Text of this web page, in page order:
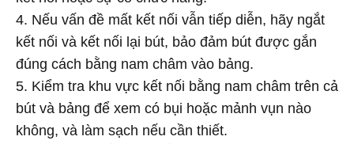
4. Nếu vấn đề mất kết nối vẫn tiếp diễn, hãy ngắt
kết nối và kết nối lại bút, bảo đảm bút được gắn
đúng cách bằng nam châm vào bảng.
5. Kiểm tra khu vực kết nối bằng nam châm trên cả
bút và bảng để xem có bụi hoặc mảnh vụn nào
không, và làm sạch nếu cần thiết.